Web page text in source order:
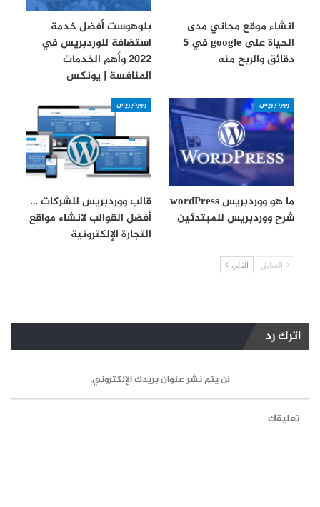
انشاء موقع مجاني مدى
الحياة على google في 5
دقائق والربح منه
بلوهوست أفضل خدمة
استضافة للوردبريس في
2022 وأهم الخدمات
المنافسة | يونكس
ووردبريس
ما هو ووردبريس wordPress
شرح ووردبريس للمبتدئين
ووردبريس
قالب ووردبريس للشركات …
أفضل القوالب لانشاء مواقع
التجارة الإلكترونية
السابق التالي
اترك رد
لن يتم نشر عنوان بريدك الإلكتروني.